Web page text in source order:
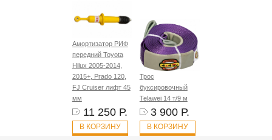
Амортизатор РИФ
передний Toyota
Hilux 2005-2014,
2015+, Prado 120,
FJ Cruiser лифт 45
мм
11 250 Р.
В КОРЗИНУ
Трос
буксировочный
Telawei 14 т/9 м
3 900 Р.
В КОРЗИНУ